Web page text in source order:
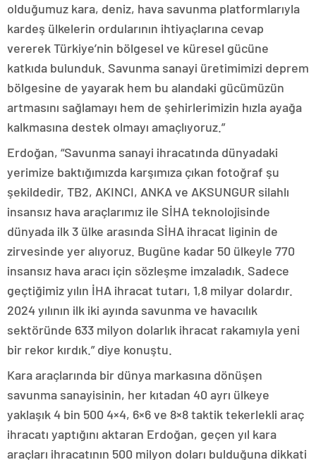
olduğumuz kara, deniz, hava savunma platformlarıyla
kardeş ülkelerin ordularının ihtiyaçlarına cevap
vererek Türkiye’nin bölgesel ve küresel gücüne
katkıda bulunduk. Savunma sanayi üretimimizi deprem
bölgesine de yayarak hem bu alandaki gücümüzün
artmasını sağlamayı hem de şehirlerimizin hızla ayağa
kalkmasına destek olmayı amaçlıyoruz.”
Erdoğan, “Savunma sanayi ihracatında dünyadaki
yerimize baktığımızda karşımıza çıkan fotoğraf şu
şekildedir, TB2, AKINCI, ANKA ve AKSUNGUR silahlı
insansız hava araçlarımız ile SİHA teknolojisinde
dünyada ilk 3 ülke arasında SİHA ihracat liginin de
zirvesinde yer alıyoruz. Bugüne kadar 50 ülkeyle 770
insansız hava aracı için sözleşme imzaladık. Sadece
geçtiğimiz yılın İHA ihracat tutarı, 1,8 milyar dolardır.
2024 yılının ilk iki ayında savunma ve havacılık
sektöründe 633 milyon dolarlık ihracat rakamıyla yeni
bir rekor kırdık.” diye konuştu.
Kara araçlarında bir dünya markasına dönüşen
savunma sanayisinin, her kıtadan 40 ayrı ülkeye
yaklaşık 4 bin 500 4×4, 6×6 ve 8×8 taktik tekerlekli araç
ihracatı yaptığını aktaran Erdoğan, geçen yıl kara
araçları ihracatının 500 milyon doları bulduğuna dikkati